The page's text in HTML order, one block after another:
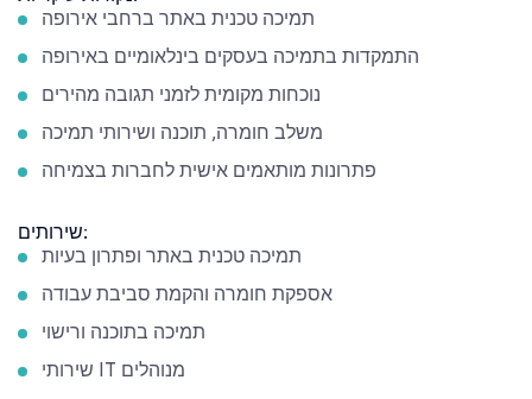
תמיכה טכנית באתר ברחבי אירופה
התמקדות בתמיכה בעסקים בינלאומיים באירופה
נוכחות מקומית לזמני תגובה מהירים
משלב חומרה, תוכנה ושירותי תמיכה
פתרונות מותאמים אישית לחברות בצמיחה
שירותים:
תמיכה טכנית באתר ופתרון בעיות
אספקת חומרה והקמת סביבת עבודה
תמיכה בתוכנה ורישוי
שירותי IT מנוהלים